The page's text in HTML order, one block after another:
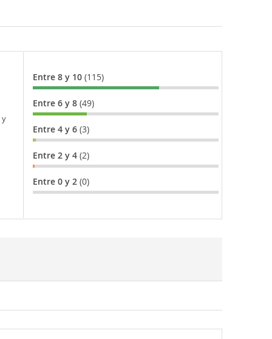
y
Entre 8 y 10 (115)
Entre 6 y 8 (49)
Entre 4 y 6 (3)
Entre 2 y 4 (2)
Entre 0 y 2 (0)